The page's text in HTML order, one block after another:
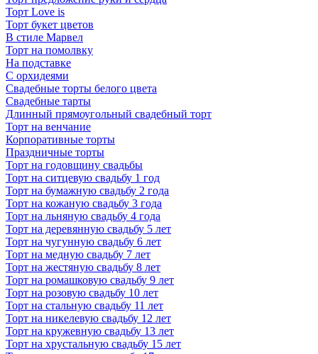
Торт Love is
Торт букет цветов
В стиле Марвел
Торт на помолвку
На подставке
С орхидеями
Свадебные торты белого цвета
Свадебные тарты
Длинный прямоугольный свадебный торт
Торт на венчание
Корпоративные торты
Праздничные торты
Торт на годовщину свадьбы
Торт на ситцевую свадьбу 1 год
Торт на бумажную свадьбу 2 года
Торт на кожаную свадьбу 3 года
Торт на льняную свадьбу 4 года
Торт на деревянную свадьбу 5 лет
Торт на чугунную свадьбу 6 лет
Торт на медную свадьбу 7 лет
Торт на жестяную свадьбу 8 лет
Торт на ромашковую свадьбу 9 лет
Торт на розовую свадьбу 10 лет
Торт на стальную свадьбу 11 лет
Торт на никелевую свадьбу 12 лет
Торт на кружевную свадьбу 13 лет
Торт на хрустальную свадьбу 15 лет